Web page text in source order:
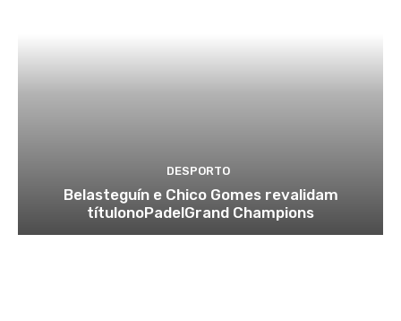
DESPORTO
Belasteguín e Chico Gomes revalidam
títulonoPadelGrand Champions